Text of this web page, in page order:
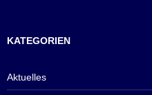
KATEGORIEN
Aktuelles